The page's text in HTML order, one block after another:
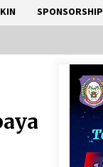
SPONSORSHIP